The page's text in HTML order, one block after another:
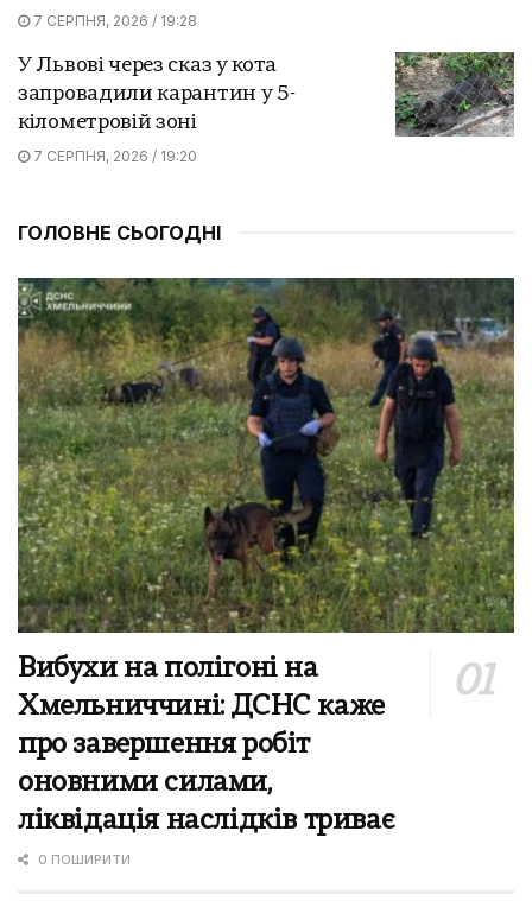
7 СЕРПНЯ, 2026 / 19:28
У Львові через сказ у кота
запровадили карантин у 5-
кілометровій зоні
7 СЕРПНЯ, 2026 / 19:20
ГОЛОВНЕ СЬОГОДНІ
Вибухи на полігоні на
Хмельниччині: ДСНС каже
про завершення робіт
оновними силами,
ліквідація наслідків триває
0 ПОШИРИТИ